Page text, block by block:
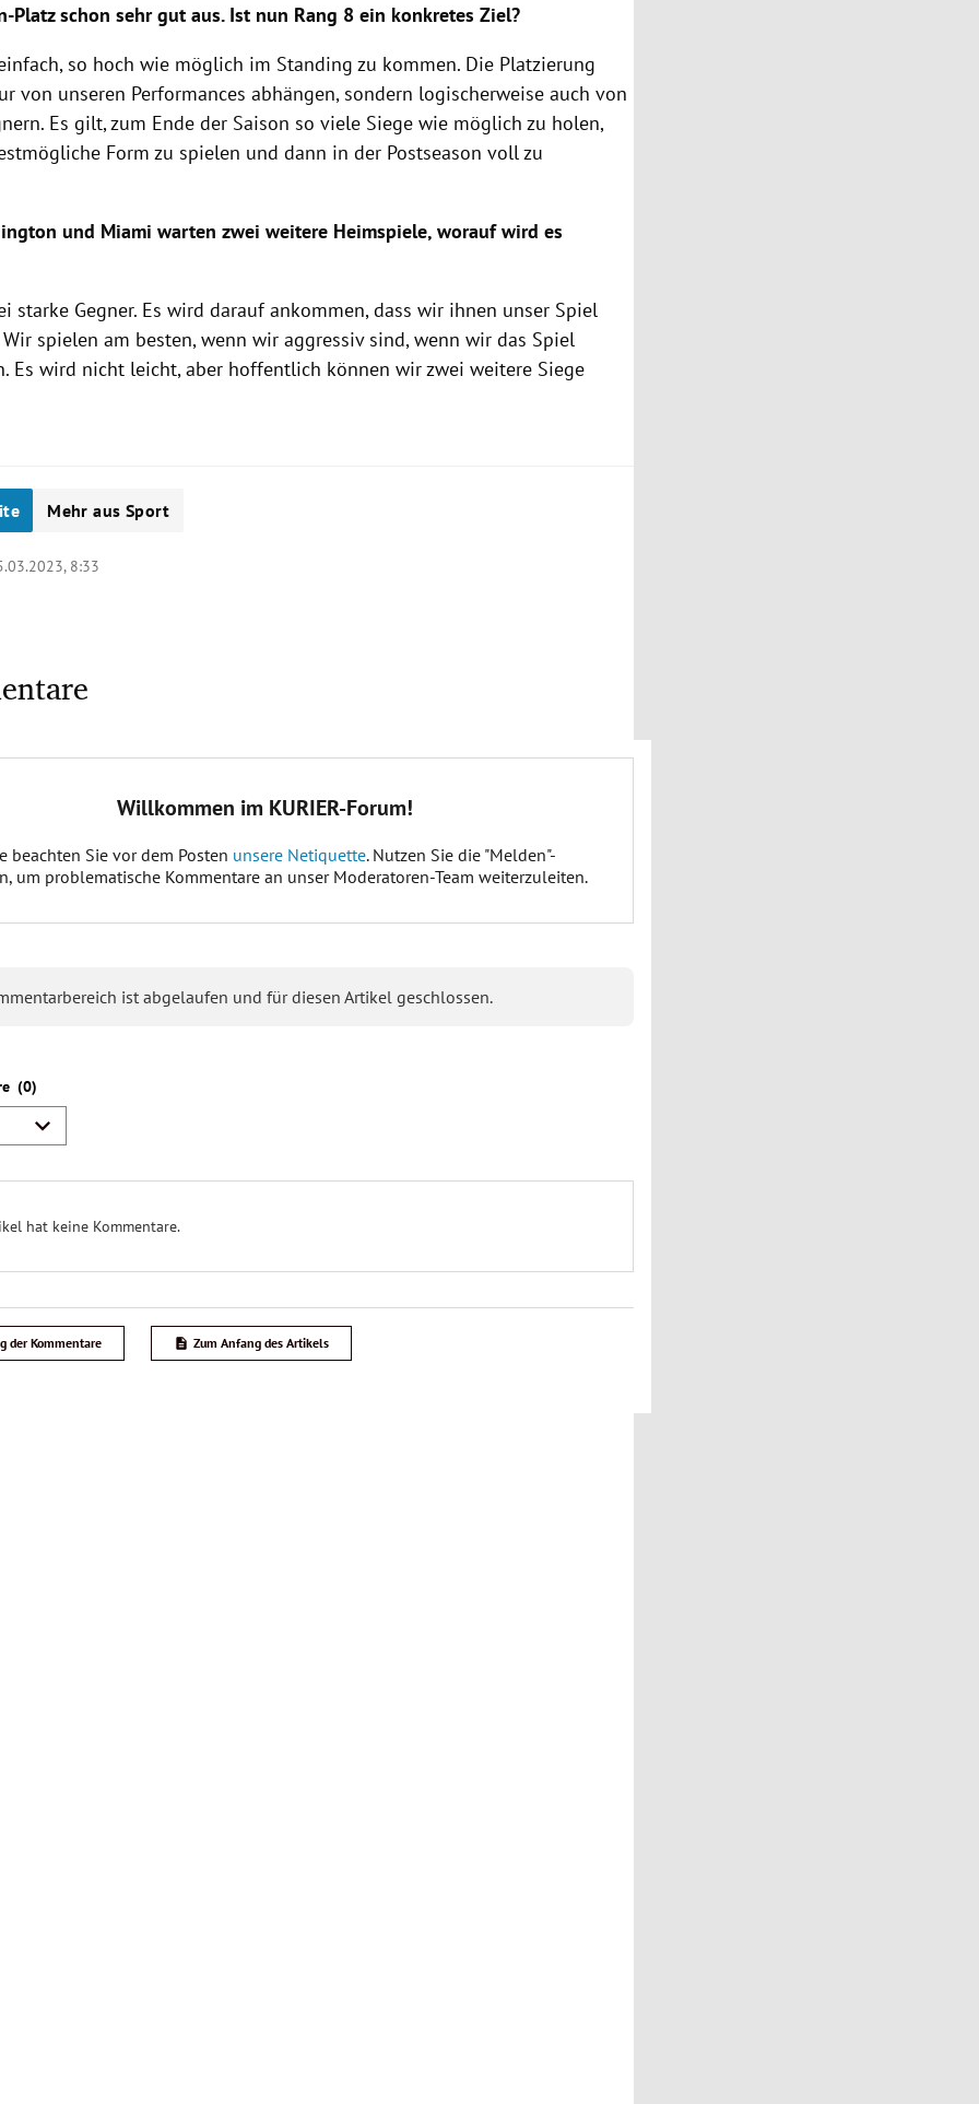
Platz schon sehr gut aus. Ist nun Rang 8 ein konkretes Ziel?
so hoch wie möglich im Standing zu kommen. Die Platzierung
von unseren Performances abhängen, sondern logischerweise auch von
Es gilt, zum Ende der Saison so viele Siege wie möglich zu holen,
Form zu spielen und dann in der Postseason voll zu
und Miami warten zwei weitere Heimspiele, worauf wird es
starke Gegner. Es wird darauf ankommen, dass wir ihnen unser Spiel
spielen am besten, wenn wir aggressiv sind, wenn wir das Spiel
Es wird nicht leicht, aber hoffentlich können wir zwei weitere Siege
Mehr aus Sport
8:33